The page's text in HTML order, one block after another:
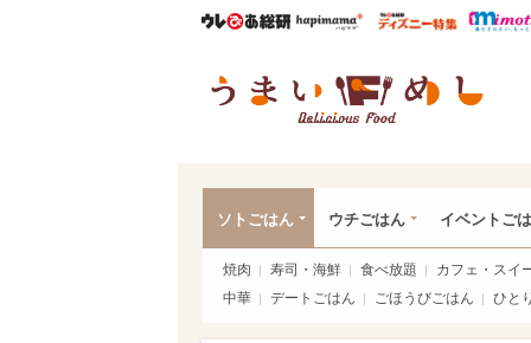
ウレぴあ総研ハピママ*
ウレぴ
ソトごはん ウチごはん イベントご
焼肉 寿司・海鮮 食べ放題
カフェ・スイ
中華
デートごはん ごほうびごはん ひと